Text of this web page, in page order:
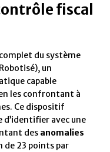
fiscal
du système
un
capable
les confrontant à
Ce dispositif
avec une
des anomalies
de 23 points par